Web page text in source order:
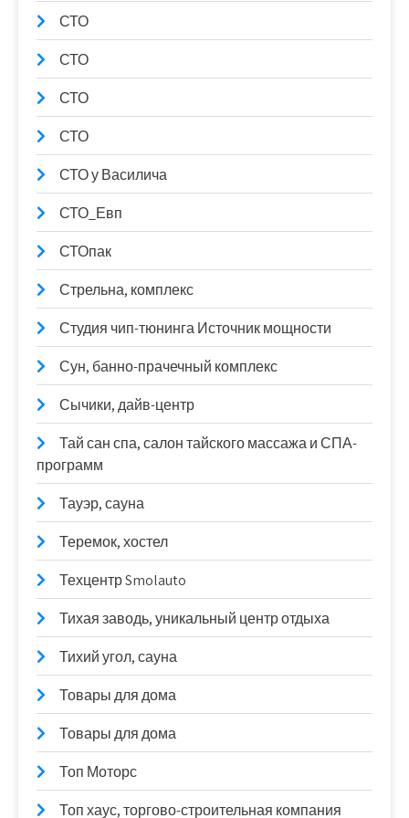
СТО
СТО
СТО
СТО
СТО у Василича
СТО_Евп
СТОпак
Стрельна, комплекс
Студия чип-тюнинга Источник мощности
Сун, банно-прачечный комплекс
Сычики, дайв-центр
Тай сан спа, салон тайского массажа и СПА-
программ
Тауэр, сауна
Теремок, хостел
Техцентр Smolauto
Тихая заводь, уникальный центр отдыха
Тихий угол, сауна
Товары для дома
Товары для дома
Топ Моторс
Топ хаус, торгово-строительная компания